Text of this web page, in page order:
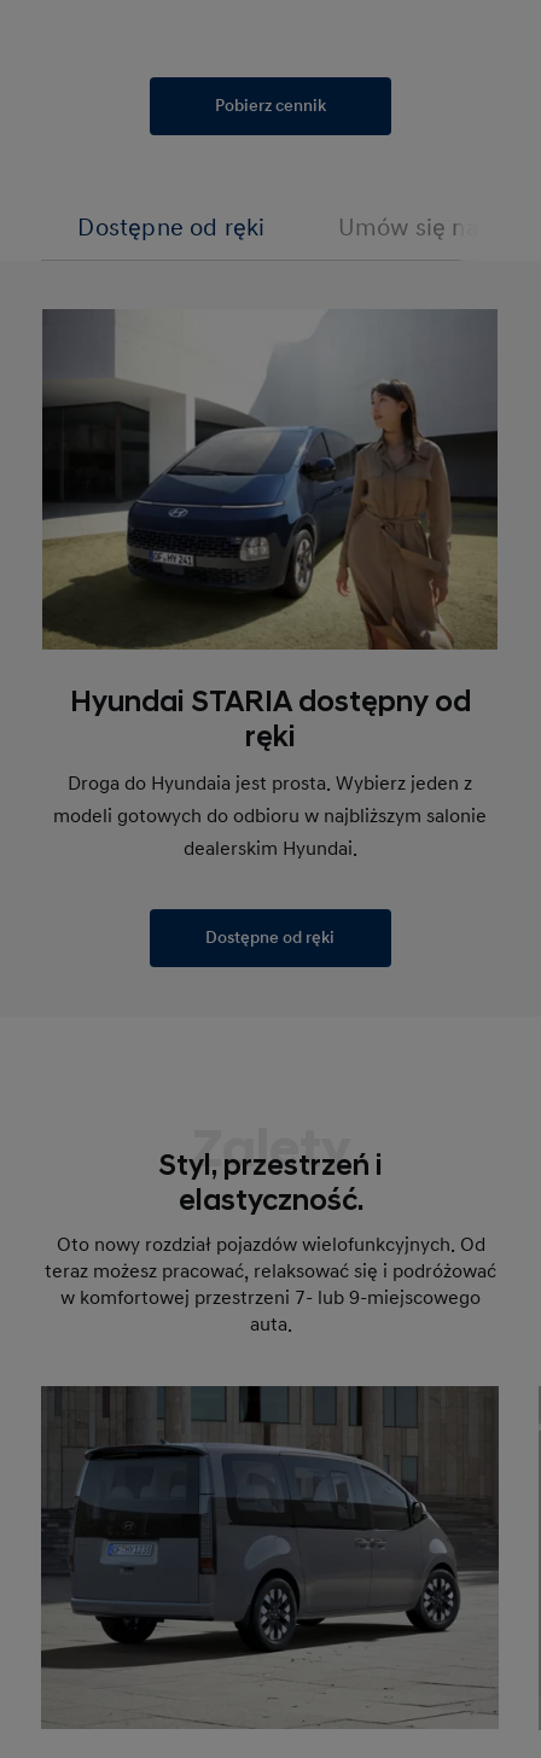
Pobierz cennik
Dostępne od ręki Umów się na
Hyundai STARIA dostępny od
ręki
Droga do Hyundaia jest prosta. Wybierz jeden z
modeli gotowych do odbioru w najbliższym salonie
dealerskim Hyundai.
Dostępne od ręki
Zalety
Styl, przestrzeń i
elastyczność.
Oto nowy rozdział pojazdów wielofunkcyjnych. Od
teraz możesz pracować, relaksować się i podróżować
w komfortowej przestrzeni 7- lub 9-miejscowego
auta.